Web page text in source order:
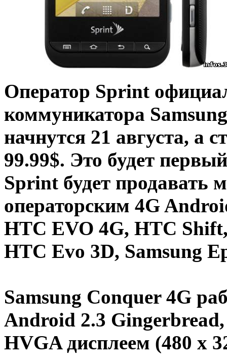
Оператор Sprint
коммуникатора
начнутся 21 августа, а
99.99$. Это будет
Sprint будет продавать
операторским 4G
HTC EVO 4G, HTC
HTC Evo 3D, Samsung
Samsung Conquer 4G
Android 2.3 Gingerbread
HVGA дисплеем (480 x